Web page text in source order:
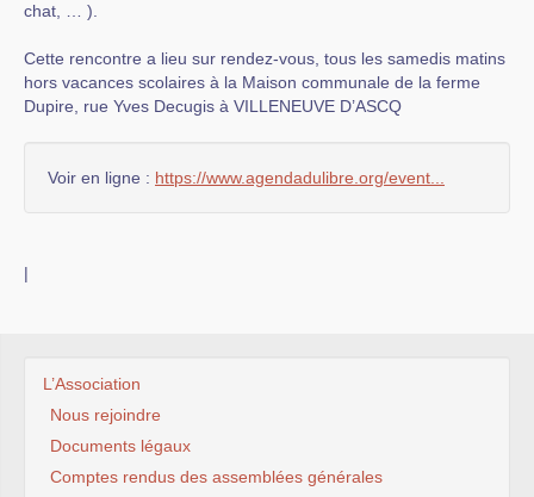
chat, … ).
Cette rencontre a lieu sur rendez-vous, tous les samedis matins
hors vacances scolaires à la Maison communale de la ferme
Dupire, rue Yves Decugis à VILLENEUVE D’ASCQ
Voir en ligne : https://www.agendadulibre.org/event...
|
L’Association
Nous rejoindre
Documents légaux
Comptes rendus des assemblées générales